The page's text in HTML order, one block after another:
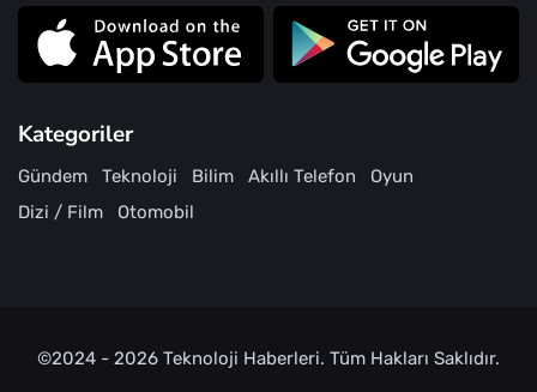
Kategoriler
Gündem Teknoloji Bilim Akıllı Telefon
Oyun
Dizi / Film
Otomobil
©2024 - 2026 Teknoloji Haberleri. Tüm Hakları Saklıdır.